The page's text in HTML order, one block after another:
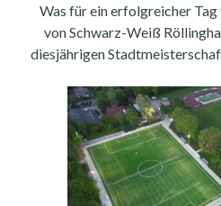
Was für ein erfolgreicher
von Schwarz-Weiß
diesjährigen